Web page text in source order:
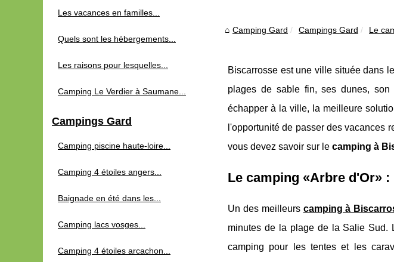
Camping Gard Campings Gard Le
Biscarrosse est une ville située dans
plages de sable fin, ses dunes,
échapper à la ville, la meilleure
l'opportunité de passer des vacances
vous devez savoir sur le camping à
Le camping «Arbre d'Or»
Un des meilleurs camping à
minutes de la plage de la Salie Sud.
camping pour les tentes et les
Les vacances en familles...
Quels sont les hébergements...
Les raisons pour lesquelles...
Camping Le Verdier à Saumane...
Campings Gard
Camping piscine haute-loire...
Camping 4 étoiles angers...
Baignade en été dans les...
Camping lacs vosges...
Camping 4 étoiles arcachon...